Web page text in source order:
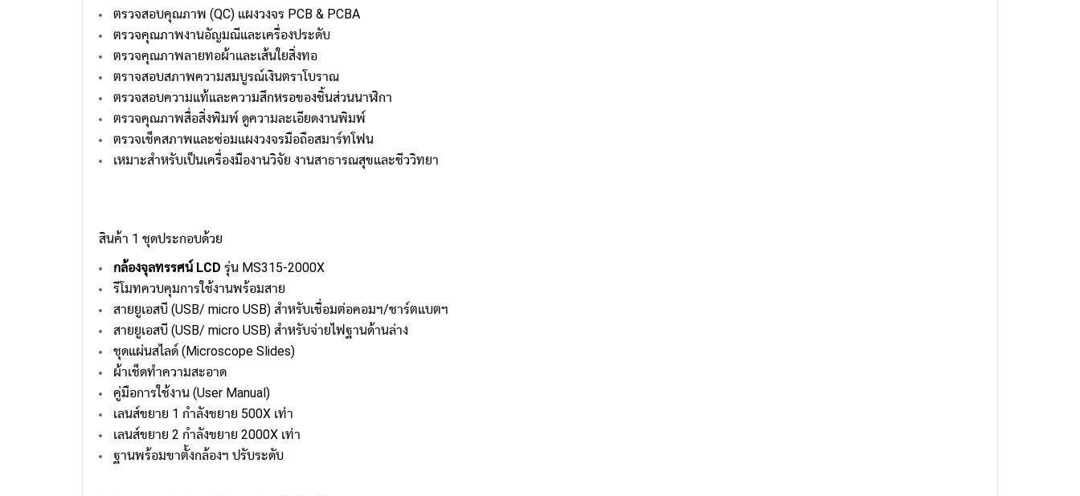
ตรวจสอบคุณภาพ (QC) แผงวงจร PCB & PCBA
ตรวจคุณภาพงานอัญมณีและเครื่องประดับ
ตรวจคุณภาพลายทอผ้าและเส้นใยสิ่งทอ
ตราจสอบสภาพความสมบูรณ์เงินตราโบราณ
ตรวจสอบความแท้และความสึกหรอของชิ้นส่วนนาฬิกา
ตรวจคุณภาพสื่อสิ่งพิมพ์ ดูความละเอียดงานพิมพ์
ตรวจเช็คสภาพและซ่อมแผงวงจรมือถือสมาร์ทโฟน
เหมาะสำหรับเป็นเครื่องมืองานวิจัย งานสาธารณสุขและชีววิทยา
สินค้า 1 ชุดประกอบด้วย
กล้องจุลทรรศน์ LCD รุ่น MS315-2000X
รีโมทควบคุมการใช้งานพร้อมสาย
สายยูเอสบี (USB/ micro USB) สำหรับเชื่อมต่อคอมฯ/ชาร์ตแบตฯ
สายยูเอสบี (USB/ micro USB) สำหรับจ่ายไฟฐานด้านล่าง
ชุดแผ่นสไลด์ (Microscope Slides)
ผ้าเช็ดทำความสะอาด
คู่มือการใช้งาน (User Manual)
เลนส์ขยาย 1 กำลังขยาย 500X เท่า
เลนส์ขยาย 2 กำลังขยาย 2000X เท่า
ฐานพร้อมขาตั้งกล้องฯ ปรับระดับ